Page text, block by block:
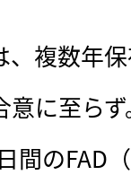
複数年
に至ら
間のFAD